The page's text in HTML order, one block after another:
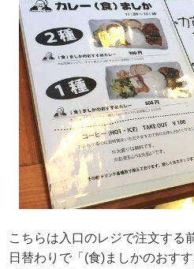
こちらは入口のレジで注文する
日替わりで「(食)ましかのおす